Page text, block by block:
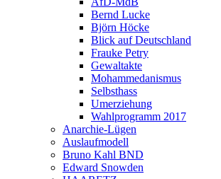
Bernd Lucke
Björn Höcke
Blick auf Deutschland
Frauke Petry
Gewaltakte
Mohammedanismus
Selbsthass
Umerziehung
Wahlprogramm 2017
Anarchie-Lügen
Auslaufmodell
Bruno Kahl BND
Edward Snowden